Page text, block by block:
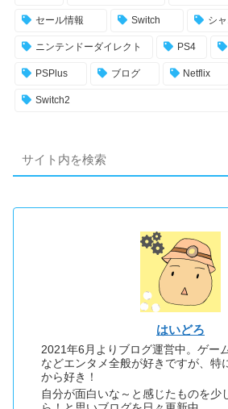
セール情報 Switch シ
ニンテンドーダイレクト PS4
PSPlus ブログ Netflix
Switch2
はいどろ
2021年6月よりブログ運営中。ゲー
などエンタメ全般が好きですが、特
から好き！
自分が面白いな～と感じたものを少